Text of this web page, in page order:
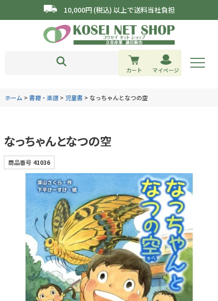
10,000円 (税込) 以上で送料当社負担
カート マイページ
ホーム 書籍・楽譜 児童書 なっちゃんとなつの空
なっちゃんとなつの空
商品番号 41036